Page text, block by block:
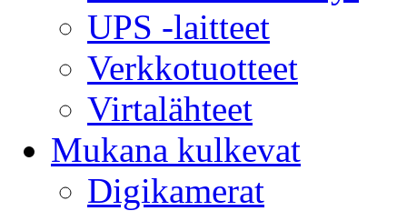
UPS -laitteet
Verkkotuotteet
Virtalähteet
Mukana kulkevat
Digikamerat